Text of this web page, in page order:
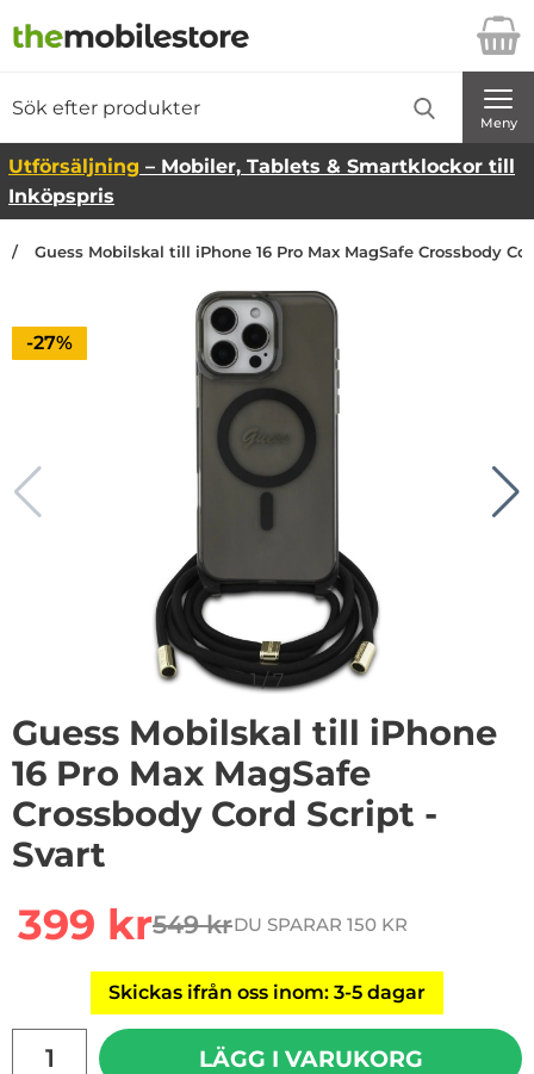
Startsidan för Danira Telecom AB
Meny
Utförsäljning – Mobiler, Tablets & Smartklockor till
Inköpspris
Guess Mobilskal till iPhone 16 Pro Max MagSafe Crossbody
Priset är nedsatt med
-27%
1/ 7
Guess Mobilskal till iPhone
16 Pro Max MagSafe
Crossbody Cord Script -
Svart
rea pris
399 krtidigare pris
549 krDU SPARAR 150 KR
Skickas ifrån oss inom: 3-5 dagar
LÄGG I VARUKORG